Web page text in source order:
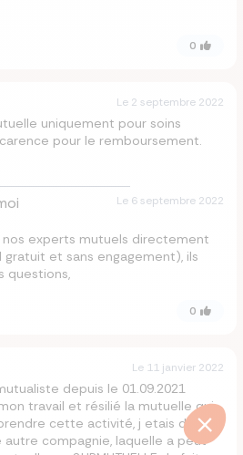
0
Le 2 septembre 2022
uniquement pour soins
pour le remboursement.
Le 6 septembre 2022
nos experts mutuels directement
gratuit et sans engagement), ils
questions,
0
Le 11 janvier 2022
depuis le 01.09.2021
travail et résilié la mutuelle qui
cette activité, j etais déja
autre compagnie, laquelle a peut